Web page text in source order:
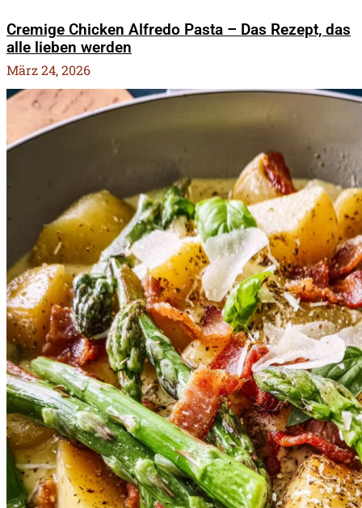
Cremige Chicken Alfredo Pasta – Das Rezept, das
alle lieben werden
März 24, 2026